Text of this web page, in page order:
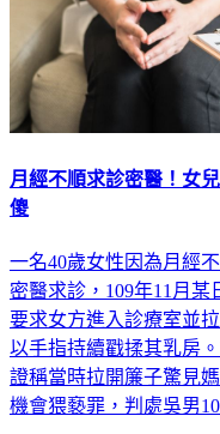
月經不順求診密醫！女
傻
一名40歲女性因為月經
密醫求診，109年11月
要求女方進入診療室並
以手指持續戳揉其乳房
證稱當時拉開簾子驚見
機會猥褻罪，判處吳男